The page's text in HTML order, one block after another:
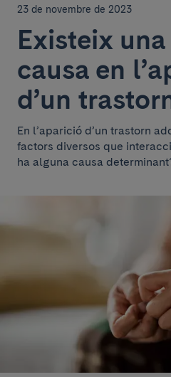
23 de novembre de 2023
Existeix
causa en
d’un
En l’aparició d’un trastorn
factors diversos que
ha alguna causa